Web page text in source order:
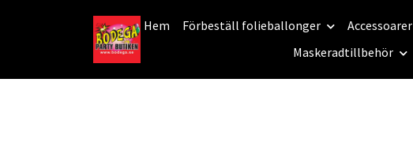
Hem Förbeställ folieballonger Accessoarer
Maskeradtillbehör